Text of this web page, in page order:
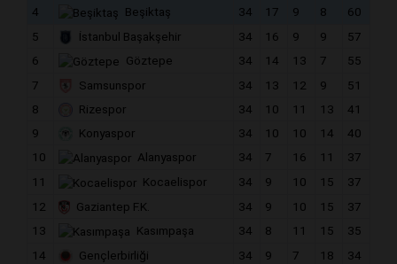
4
Beşiktaş 34 17 9 8
60
5
İstanbul Başakşehir 34 16 9 9
57
6
Göztepe 34 14 13 7
55
7
Samsunspor 34 13 12 9
51
8
Rizespor 34 10 11 13
41
9
Konyaspor 34 10 10 14
40
10
Alanyaspor 34 7 16 11
37
11
Kocaelispor 34 9 10 15
37
12
Gaziantep F.K. 34 9 10 15
37
13
Kasımpaşa 34 8 11 15
35
14
Gençlerbirliği 34 9 7 18
34